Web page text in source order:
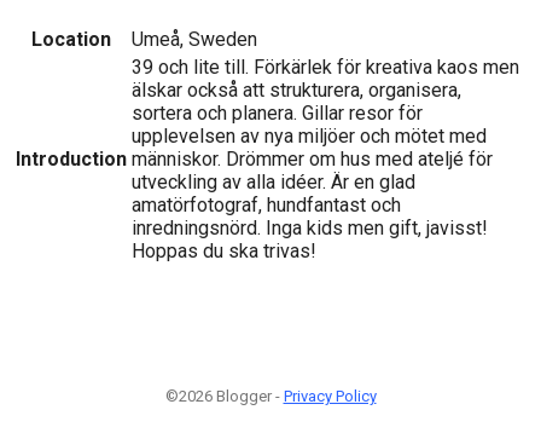
Location Umeå, Sweden
Introduction
39 och lite till. Förkärlek för kreativa kaos men
älskar också att strukturera, organisera,
sortera och planera. Gillar resor för
upplevelsen av nya miljöer och mötet med
människor. Drömmer om hus med ateljé för
utveckling av alla idéer. Är en glad
amatörfotograf, hundfantast och
inredningsnörd. Inga kids men gift, javisst!
Hoppas du ska trivas!
©2026 Blogger - Privacy Policy